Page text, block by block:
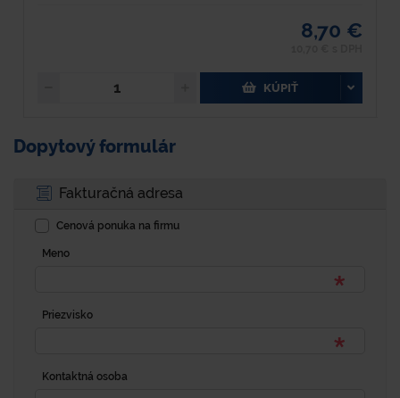
8,70 €
KÚPIŤ
Dopytový formulár
Fakturačná adresa
Cenová ponuka na firmu
Meno
Priezvisko
Kontaktná osoba